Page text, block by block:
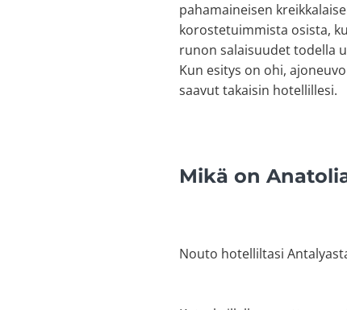
pahamaineisen
korostetuimmista osista,
runon salaisuudet todella
Kun esitys on ohi,
saavut takaisin hotellillesi.
Mikä on
Nouto hotelliltasi